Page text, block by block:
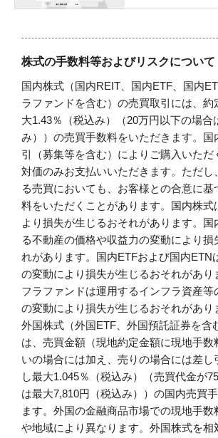
株式の手数料等およびリスクについて
国内株式（国内REIT、国内ETF、国内
ラファンドを含む）の売買取引には、約
大1.43％（税込み）（20万円以下の場合
み））の売買手数料をいただきます。国
引（募集等を含む）によりご購入いただ
対価のみお支払いいただきます。ただし
る売買においても、お客様との合意に基
料をいただくことがあります。国内株式
より損失が生じるおそれがあります。国
る不動産の価格や収益力の変動により損
れがあります。国内ETFおよび国内ETN
の変動により損失が生じるおそれがあり
フラファンドは運用するインフラ資産等
の変動により損失が生じるおそれがあり
外国株式（外国ETF、外国預託証券を含
は、売買金額（現地約定金額に現地手数
いの場合には加え、売りの場合には差し
し最大1.045％（税込み）（売買代金が
は最大7,810円（税込み））の国内売買
ます。外国の金融商品市場での現地手数
や地域により異なります。外国株式を相